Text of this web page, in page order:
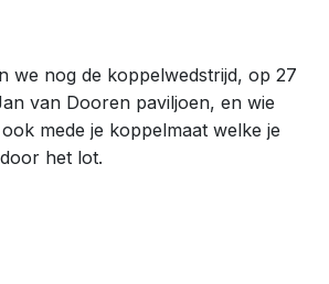
we nog de koppelwedstrijd, op 27
van Dooren paviljoen, en wie
mede je koppelmaat welke je
het lot.